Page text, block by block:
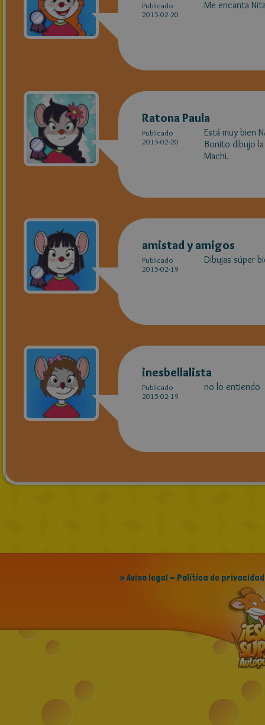
Publicado
2015-02-20
Me encanta
Ratona Paula
Publicado
2015-02-20
Está muy bien
Bonito dibujo
Machi.
amistad y amigos
Publicado
2015-02-19
Dibujas súper
inesbellalista
Publicado
2015-02-19
no lo entiendo
» Aviso legal - Política de privacidad